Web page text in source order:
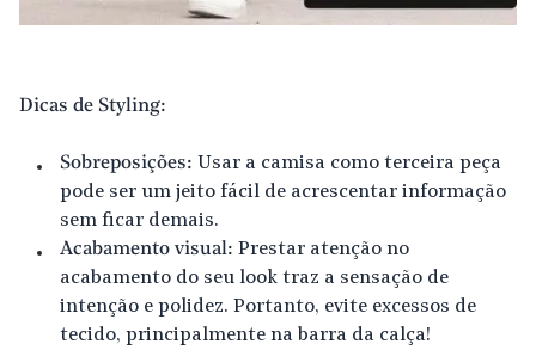
Dicas de Styling:
Sobreposições: Usar a camisa como terceira peça
pode ser um jeito fácil de acrescentar informação
sem ficar demais.
Acabamento visual: Prestar atenção no
acabamento do seu look traz a sensação de
intenção e polidez. Portanto, evite excessos de
tecido, principalmente na barra da calça!